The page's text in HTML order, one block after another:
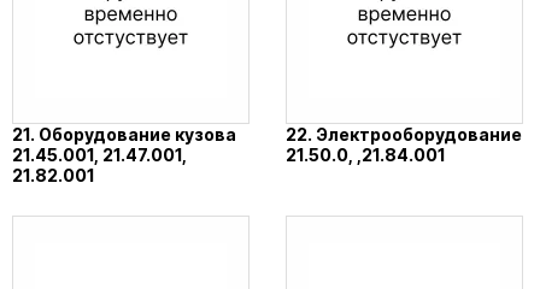
21. Оборудование кузова
21.45.001, 21.47.001,
21.82.001
22. Электрооборудование
21.50.0, ,21.84.001